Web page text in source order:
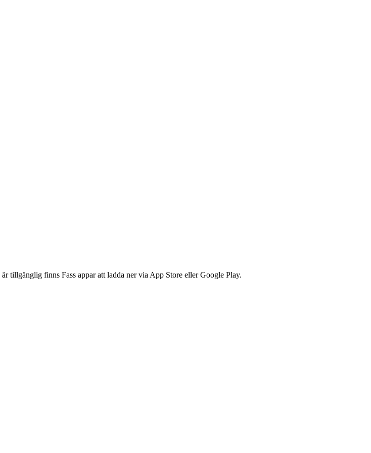
tillgänglig finns Fass appar att ladda ner via App Store eller Google Play.